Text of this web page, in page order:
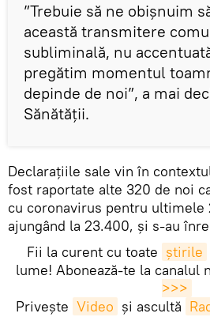
”Trebuie să ne obişnuim
această transmitere
subliminală, nu
pregătim momentul
depinde de noi”, a mai
Sănătăţii.
Declarațiile sale vin în
fost raportate alte 320 de noi
cu coronavirus pentru ultimele
ajungând la 23.400, și s-au
Fii la curent cu toate știrile
lume! Abonează-te la canalul
>>>
Privește Video și ascultă